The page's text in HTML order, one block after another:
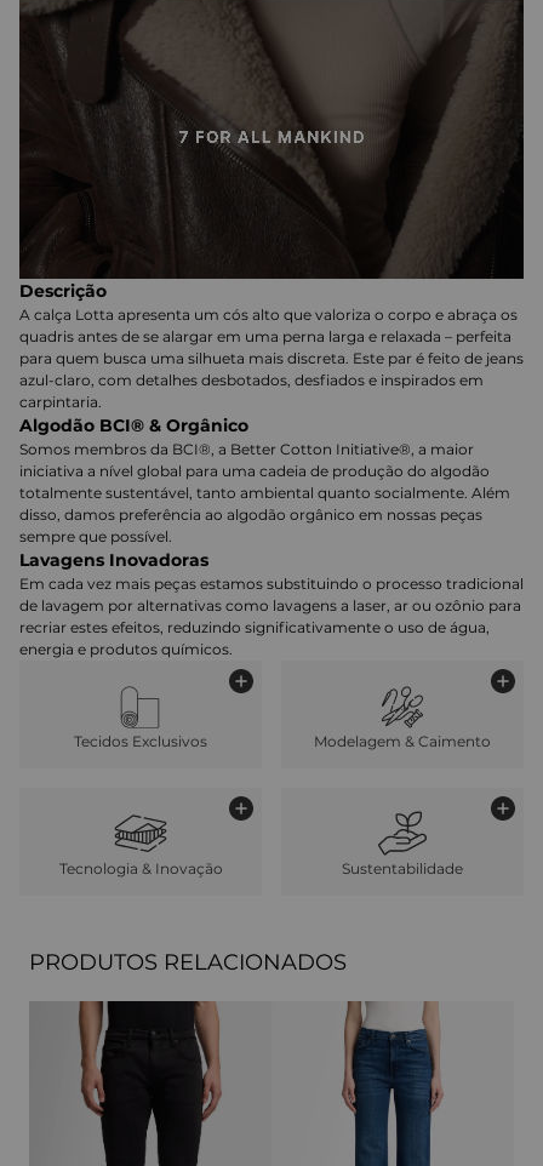
Descrição
A calça Lotta apresenta um cós alto que valoriza o corpo e abraça os
quadris antes de se alargar em uma perna larga e relaxada – perfeita
para quem busca uma silhueta mais discreta. Este par é feito de jeans
azul-claro, com detalhes desbotados, desfiados e inspirados em
carpintaria.
Algodão BCI® & Orgânico
Somos membros da BCI®, a Better Cotton Initiative®, a maior
iniciativa a nível global para uma cadeia de produção do algodão
totalmente sustentável, tanto ambiental quanto socialmente. Além
disso, damos preferência ao algodão orgânico em nossas peças
sempre que possível.
Lavagens Inovadoras
Em cada vez mais peças estamos substituindo o processo tradicional
de lavagem por alternativas como lavagens a laser, ar ou ozônio para
recriar estes efeitos, reduzindo significativamente o uso de água,
energia e produtos químicos.
Tecidos Exclusivos Modelagem & Caimento
Tecnologia & Inovação Sustentabilidade
PRODUTOS RELACIONADOS